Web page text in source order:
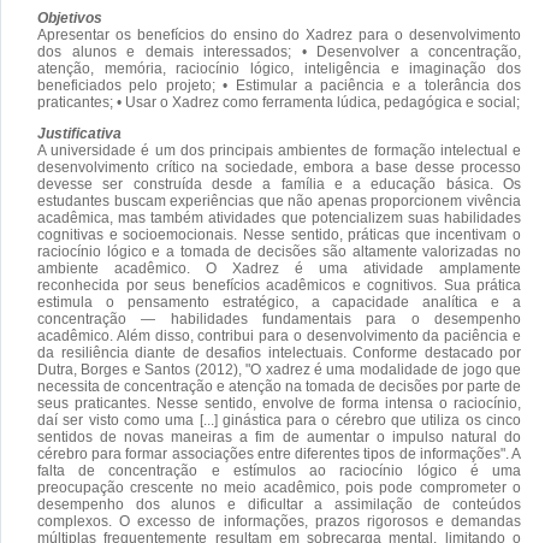
Objetivos
Apresentar os benefícios do ensino do Xadrez para o desenvolvimento
dos alunos e demais interessados; • Desenvolver a concentração,
atenção, memória, raciocínio lógico, inteligência e imaginação dos
beneficiados pelo projeto; • Estimular a paciência e a tolerância dos
praticantes; • Usar o Xadrez como ferramenta lúdica, pedagógica e social;
Justificativa
A universidade é um dos principais ambientes de formação intelectual e
desenvolvimento crítico na sociedade, embora a base desse processo
devesse ser construída desde a família e a educação básica. Os
estudantes buscam experiências que não apenas proporcionem vivência
acadêmica, mas também atividades que potencializem suas habilidades
cognitivas e socioemocionais. Nesse sentido, práticas que incentivam o
raciocínio lógico e a tomada de decisões são altamente valorizadas no
ambiente acadêmico. O Xadrez é uma atividade amplamente
reconhecida por seus benefícios acadêmicos e cognitivos. Sua prática
estimula o pensamento estratégico, a capacidade analítica e a
concentração — habilidades fundamentais para o desempenho
acadêmico. Além disso, contribui para o desenvolvimento da paciência e
da resiliência diante de desafios intelectuais. Conforme destacado por
Dutra, Borges e Santos (2012), "O xadrez é uma modalidade de jogo que
necessita de concentração e atenção na tomada de decisões por parte de
seus praticantes. Nesse sentido, envolve de forma intensa o raciocínio,
daí ser visto como uma [...] ginástica para o cérebro que utiliza os cinco
sentidos de novas maneiras a fim de aumentar o impulso natural do
cérebro para formar associações entre diferentes tipos de informações". A
falta de concentração e estímulos ao raciocínio lógico é uma
preocupação crescente no meio acadêmico, pois pode comprometer o
desempenho dos alunos e dificultar a assimilação de conteúdos
complexos. O excesso de informações, prazos rigorosos e demandas
múltiplas frequentemente resultam em sobrecarga mental, limitando o